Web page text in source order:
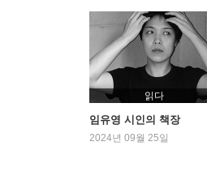
12장 터부
제2권 신의 살해
1장 신들의 유한성
2장 신성한 왕의 살해
3장 임시왕들
4장 왕자의 희생
읽다
임유영 시인의 책장
2024년 09월 25일